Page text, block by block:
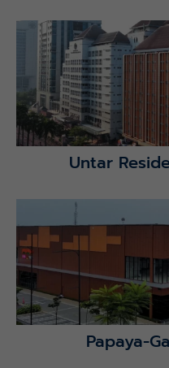
Lihat Detail Proyek
Untar
Lihat Detail Proyek
Papaya-